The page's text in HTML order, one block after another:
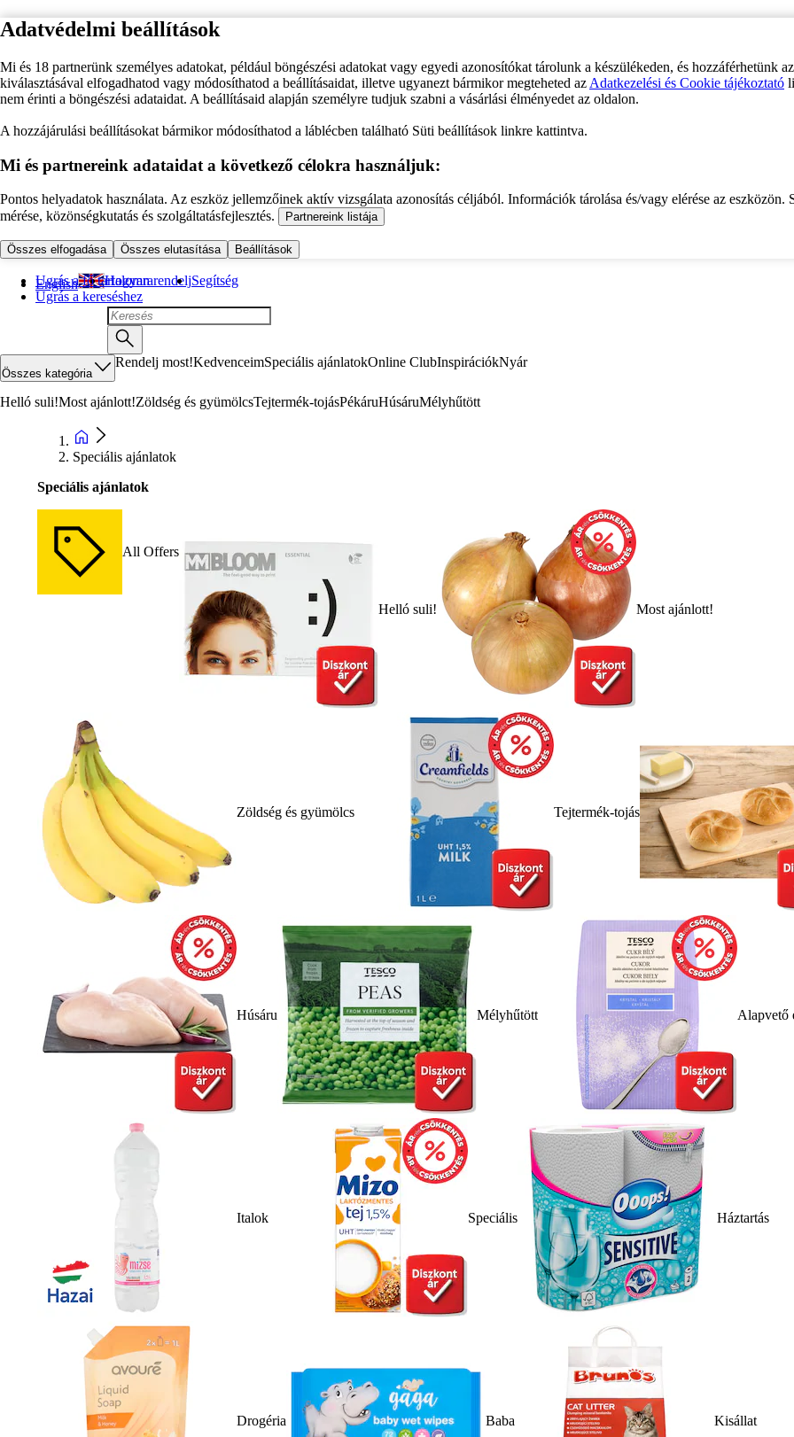
Adatvédelmi beállítások
Mi és 18 partnerünk személyes adatokat, például böngészési adatokat vagy egyedi azonosítókat tárolunk a készülékeden, és hozzáférhetünk
kiválasztásával elfogadhatod vagy módosíthatod a beállításaidat, illetve ugyanezt bármikor megteheted az Adatkezelési és Cookie tájékoztató
nem érinti a böngészési adataidat. A beállításaid alapján személyre tudjuk szabni a vásárlási élményedet az oldalon.
A hozzájárulási beállításokat bármikor módosíthatod a láblécben található Süti beállítások linkre kattintva.
Mi és partnereink adataidat a következő célokra használjuk:
Pontos helyadatok használata. Az eszköz jellemzőinek aktív vizsgálata azonosítás céljából. Információk tárolása és/vagy elérése az eszközön.
mérése, közönségkutatás és szolgáltatásfejlesztés.
Partnereink listája
Összes elfogadása Összes elutasítása Beállítások
Ugrás a fő tartalomra
Ugrás a kereséshez
English Hogyan rendeljSegítség
Összes kategória
Rendelj most!KedvenceimSpeciális ajánlatokOnline ClubInspirációkNyár
Helló suli!Most ajánlott!Zöldség és gyümölcsTejtermék-tojásPékáruHúsáruMélyhűtött
Speciális ajánlatok
Speciális ajánlatok
All Offers
Helló suli! Most ajánlott!
Zöldség és gyümölcs Tejtermék-tojás
Húsáru Mélyhűtött Alapvető
Italok Speciális Háztartás
Drogéria Baba Kisállat